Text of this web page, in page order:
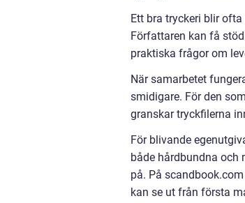
Ett bra tryckeri blir
Författaren kan få
praktiska frågor om
När samarbetet
smidigare. För den
granskar tryckfilerna
För blivande
både hårdbundna och
på. På
kan se ut från första